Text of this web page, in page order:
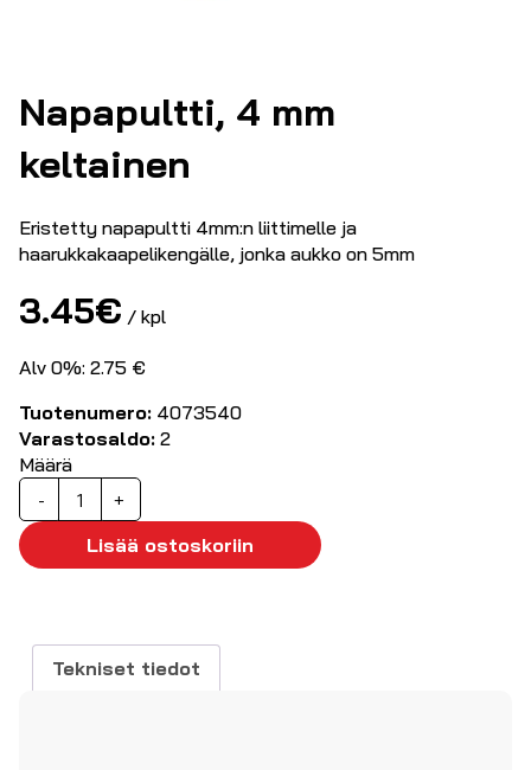
Napapultti, 4 mm
keltainen
Eristetty napapultti 4mm:n liittimelle ja
haarukkakaapelikengälle, jonka aukko on 5mm
3.45€ / kpl
Alv 0%: 2.75 €
Tuotenumero: 4073540
Varastosaldo: 2
Määrä
-
Napapultti,
4
keltainen
+
Lisää ostoskoriin
Tekniset tiedot